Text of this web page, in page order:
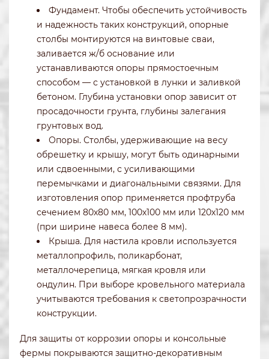
Фундамент. Чтобы обеспечить устойчивость
и надежность таких конструкций, опорные
столбы монтируются на винтовые сваи,
заливается ж/б основание или
устанавливаются опоры прямостоечным
способом — с установкой в лунки и заливкой
бетоном. Глубина установки опор зависит от
просадочности грунта, глубины залегания
грунтовых вод.
Опоры. Столбы, удерживающие на весу
обрешетку и крышу, могут быть одинарными
или сдвоенными, с усиливающими
перемычками и диагональными связями. Для
изготовления опор применяется профтруба
сечением 80х80 мм, 100х100 мм или 120х120 мм
(при ширине навеса более 8 мм).
Крыша. Для настила кровли используется
металлопрофиль, поликарбонат,
металлочерепица, мягкая кровля или
ондулин. При выборе кровельного материала
учитываются требования к светопрозрачности
конструкции.
Для защиты от коррозии опоры и консольные
фермы покрываются защитно-декоративным